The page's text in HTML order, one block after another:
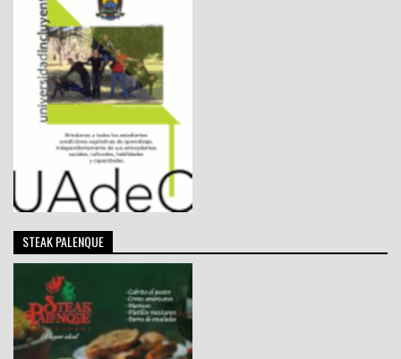
STEAK PALENQUE